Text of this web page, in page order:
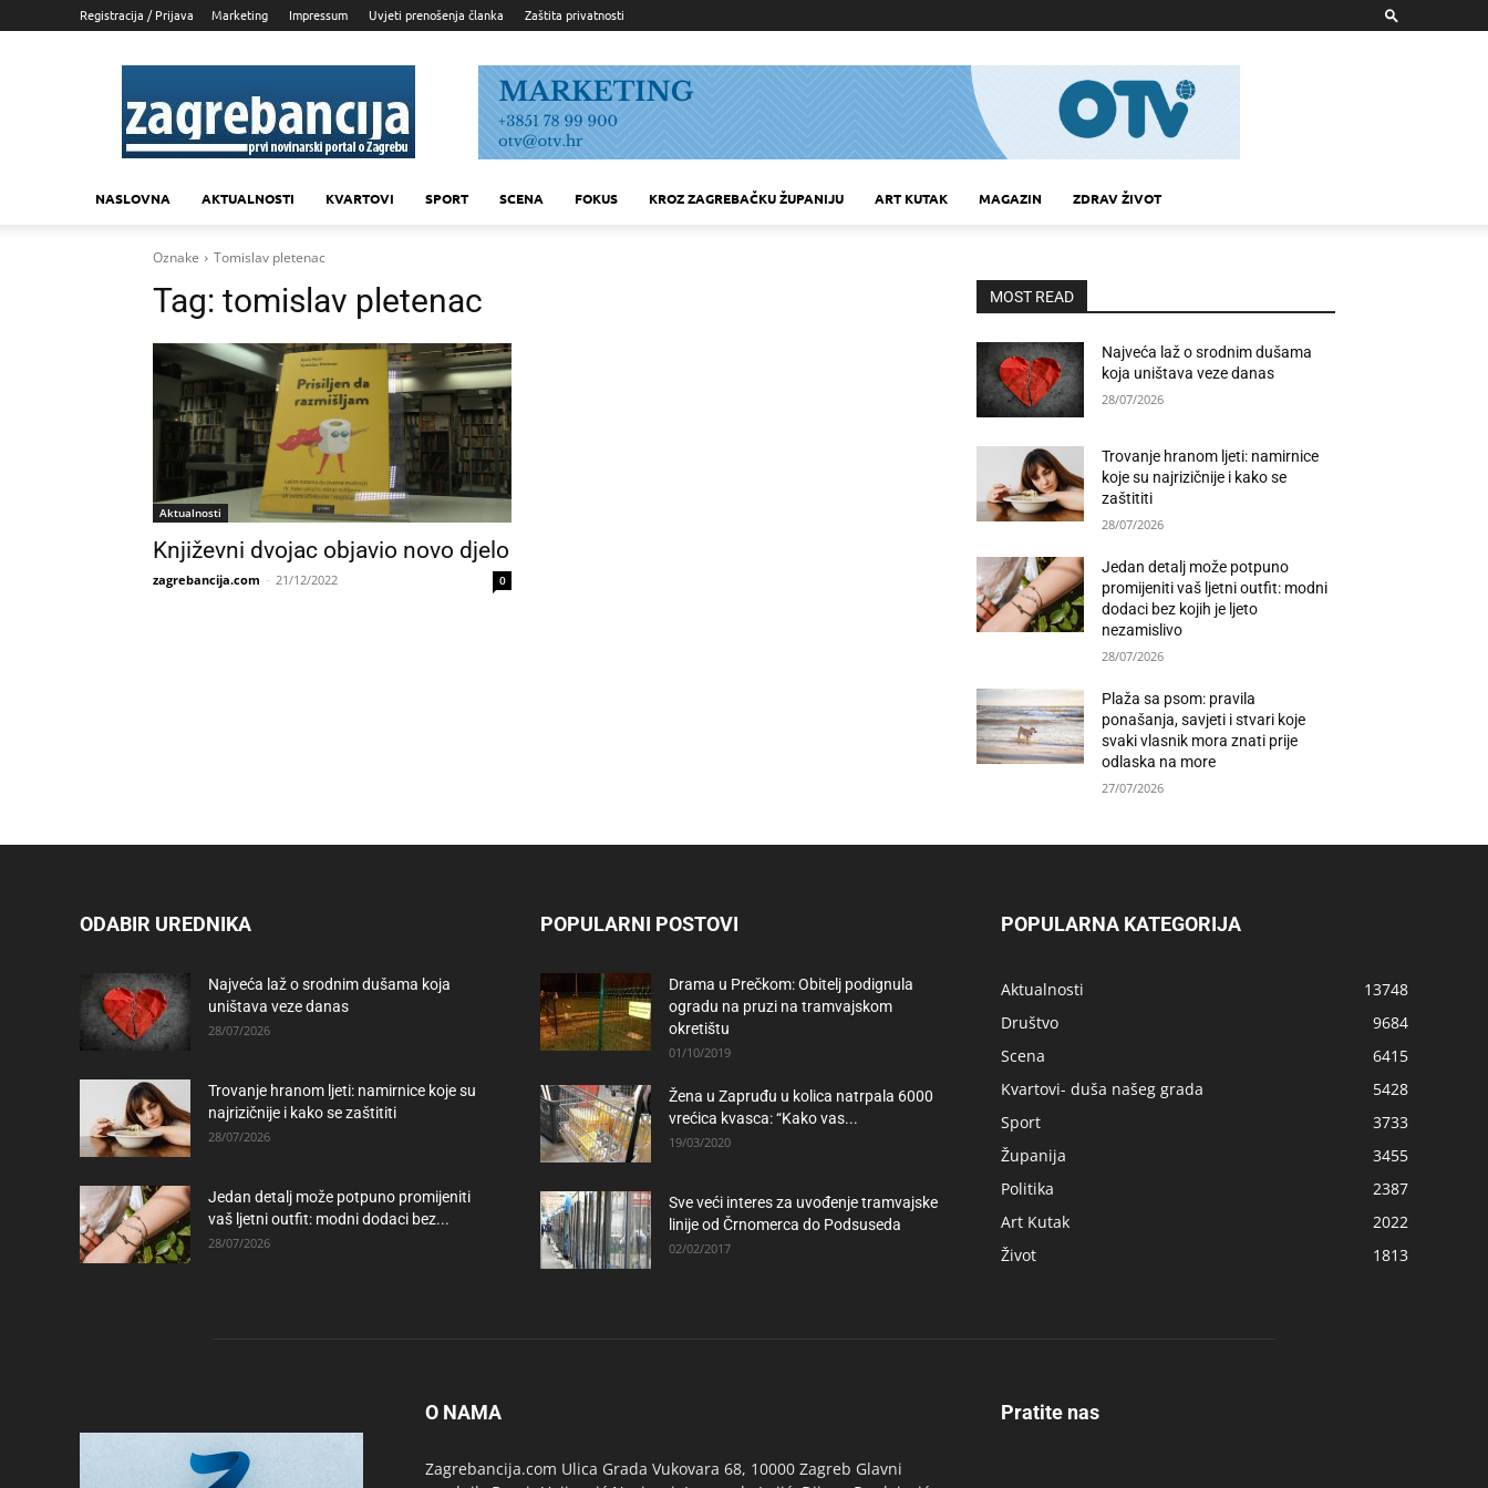
Registracija / Prijava Marketing Impressum Uvjeti prenošenja članka Zaštita privatnosti
Zagrebancija
NASLOVNA AKTUALNOSTI KVARTOVI SPORT SCENA FOKUS KROZ ZAGREBAČKU ŽUPANIJU ART KUTAK MAGAZIN ZDRAV ŽIVOT
Oznake Tomislav pletenac
Tag: tomislav pletenac
Aktualnosti
Književni dvojac objavio novo djelo
zagrebancija.com - 21/12/2022 0
MOST READ
Najveća laž o srodnim dušama
koja uništava veze danas
28/07/2026
Trovanje hranom ljeti: namirnice
koje su najrizičnije i kako se
zaštititi
28/07/2026
Jedan detalj može potpuno
promijeniti vaš ljetni outfit: modni
dodaci bez kojih je ljeto
nezamislivo
28/07/2026
Plaža sa psom: pravila
ponašanja, savjeti i stvari koje
svaki vlasnik mora znati prije
odlaska na more
27/07/2026
ODABIR UREDNIKA
Najveća laž o srodnim dušama koja
uništava veze danas
28/07/2026
Trovanje hranom ljeti: namirnice koje su
najrizičnije i kako se zaštititi
28/07/2026
Jedan detalj može potpuno promijeniti
vaš ljetni outfit: modni dodaci bez...
28/07/2026
POPULARNI POSTOVI
Drama u Prečkom: Obitelj podignula
ogradu na pruzi na tramvajskom
okretištu
01/10/2019
Žena u Zapruđu u kolica natrpala 6000
vrećica kvasca: “Kako vas...
19/03/2020
Sve veći interes za uvođenje tramvajske
linije od Črnomerca do Podsuseda
02/02/2017
POPULARNA KATEGORIJA
Aktualnosti
13748
Društvo
9684
Scena
6415
Kvartovi- duša našeg grada
5428
Sport
3733
Županija
3455
Politika
2387
Art Kutak
2022
Život
1813
O NAMA
Zagrebancija.com Ulica Grada Vukovara 68, 10000 Zagreb Glavni
Pratite nas